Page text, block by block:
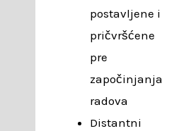
postavljene i
pričvršćene
pre
započinjanja
radova
Distantni